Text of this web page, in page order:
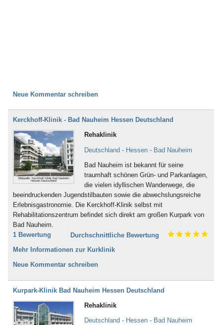
Neue Kommentar schreiben
Kerckhoff-Klinik - Bad Nauheim Hessen Deutschland
Bildquelle: Kerckhoff-Klinik Bad Nauheim
Hessen Deutschland
Rehaklinik
Deutschland - Hessen - Bad Nauheim
Bad Nauheim ist bekannt für seine
traumhaft schönen Grün- und Parkanlagen,
die vielen idyllischen Wanderwege, die
beeindruckenden Jugendstilbauten sowie die abwechslungsreiche
Erlebnisgastronomie. Die Kerckhoff-Klinik selbst mit
Rehabilitationszentrum befindet sich direkt am großen Kurpark von
Bad Nauheim.
1 Bewertung
Durchschnittliche Bewertung
Mehr Informationen zur Kurklinik
Neue Kommentar schreiben
Kurpark-Klinik Bad Nauheim Hessen Deutschland
Rehaklinik
Deutschland - Hessen - Bad Nauheim